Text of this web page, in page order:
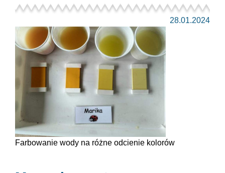
28.01.2024
Farbowanie wody na różne odcienie kolorów